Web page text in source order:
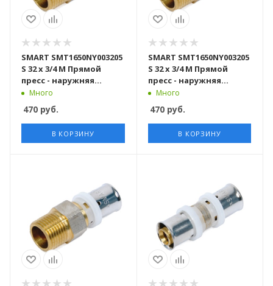
SMART SMT1650NY003205
S 32 x 3/4 M Прямой
пресс - наружняя
резьба 50 штук в
упаковке
Много
470 руб.
В КОРЗИНУ
SMART SMT1650NY003205
S 32 x 3/4 M Прямой
пресс - наружняя
резьба 80 штук в
упаковке
Много
470руб.
В КОРЗИНУ